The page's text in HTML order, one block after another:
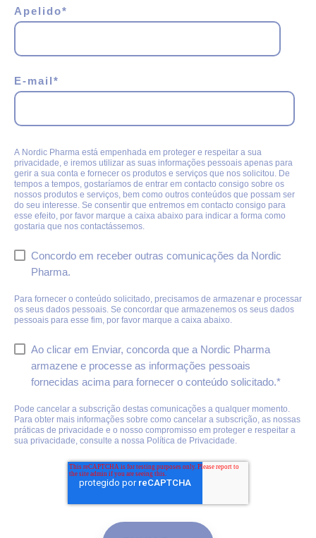
Apelido*
E-mail *
A Nordic Pharma está empenhada em proteger e respeitar a sua
privacidade, e iremos utilizar as suas informações pessoais apenas para
gerir a sua conta e fornecer os produtos e serviços que nos solicitou. De
tempos a tempos, gostaríamos de entrar em contacto consigo sobre os
nossos produtos e serviços, bem como outros conteúdos que possam ser
do seu interesse. Se consentir que entremos em contacto consigo para
esse efeito, por favor marque a caixa abaixo para indicar a forma como
gostaria que nos contactássemos.
Concordo em receber outras comunicações da Nordic
Pharma.
Para fornecer o conteúdo solicitado, precisamos de armazenar e processar
os seus dados pessoais. Se concordar que armazenemos os seus dados
pessoais para esse fim, por favor marque a caixa abaixo.
Ao clicar em Enviar, concorda que a Nordic Pharma
armazene e processe as informações pessoais
fornecidas acima para fornecer o conteúdo solicitado.*
Pode cancelar a subscrição destas comunicações a qualquer momento.
Para obter mais informações sobre como cancelar a subscrição, as nossas
práticas de privacidade e o nosso compromisso em proteger e respeitar a
sua privacidade, consulte a nossa Política de Privacidade.